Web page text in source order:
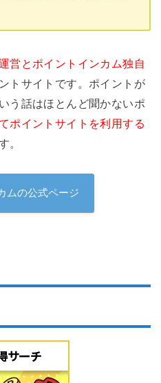
営とポイントインカム独自
トサイトです。ポイントが
う話はほとんど聞かないポ
ポイントサイトを利用する
。
ムの公式ページ